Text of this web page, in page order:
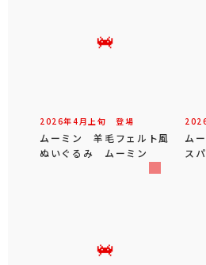
2026年4 月 上旬 登場
ムーミン 羊毛フェルト風
ぬいぐるみ ムーミン
ム
ス